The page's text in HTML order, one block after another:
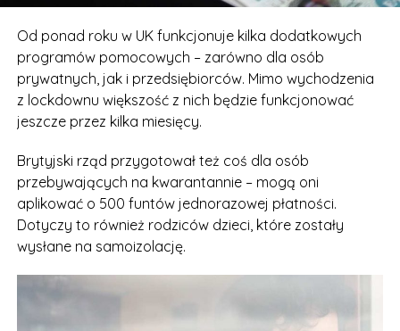
Od ponad roku w UK funkcjonuje kilka dodatkowych
programów pomocowych – zarówno dla osób
prywatnych, jak i przedsiębiorców. Mimo wychodzenia
z lockdownu większość z nich będzie funkcjonować
jeszcze przez kilka miesięcy.
Brytyjski rząd przygotował też coś dla osób
przebywających na kwarantannie – mogą oni
aplikować o 500 funtów jednorazowej płatności.
Dotyczy to również rodziców dzieci, które zostały
wysłane na samoizolację.